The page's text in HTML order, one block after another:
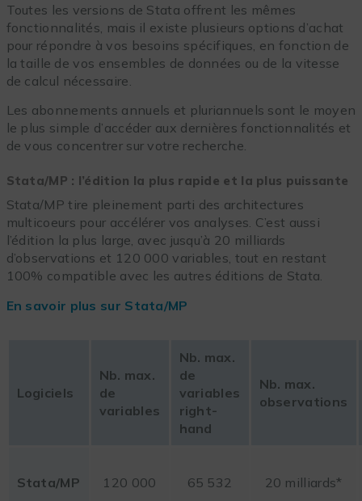
Toutes les versions de Stata offrent les mêmes
fonctionnalités, mais il existe plusieurs options d’achat
pour répondre à vos besoins spécifiques, en fonction de
la taille de vos ensembles de données ou de la vitesse
de calcul nécessaire.
Les abonnements annuels et pluriannuels sont le moyen
le plus simple d’accéder aux dernières fonctionnalités et
de vous concentrer sur votre recherche.
Stata/MP : l’édition la plus rapide et la plus puissante
Stata/MP tire pleinement parti des architectures
multicoeurs pour accélérer vos analyses. C’est aussi
l’édition la plus large, avec jusqu’à 20 milliards
d’observations et 120 000 variables, tout en restant
100% compatible avec les autres éditions de Stata.
En savoir plus sur Stata/MP
Logiciels
Nb. max.
de
variables
Nb. max.
de
variables
right-
hand
Nb. max.
observations
Stata/MP 120 000 65 532 20 milliards*